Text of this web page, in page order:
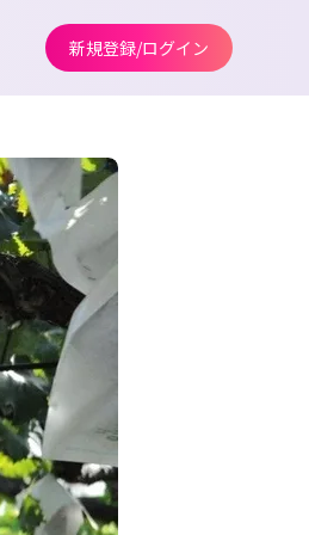
新規登録/ログイン